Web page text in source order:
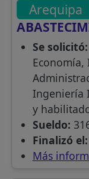
Arequipa
Se solicitó:
Economía,
Ingeniería
y
Sueldo:
Finalizó el:
Más